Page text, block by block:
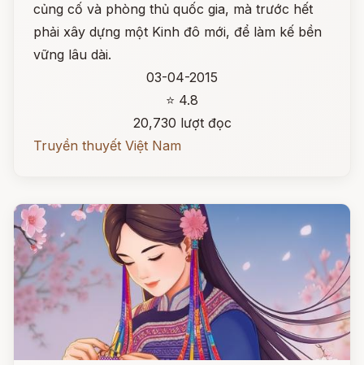
củng cố và phòng thủ quốc gia, mà trước hết
phải xây dựng một Kinh đô mới, để làm kế bền
vững lâu dài.
03-04-2015
⭐ 4.8
20,730 lượt đọc
Truyền thuyết Việt Nam